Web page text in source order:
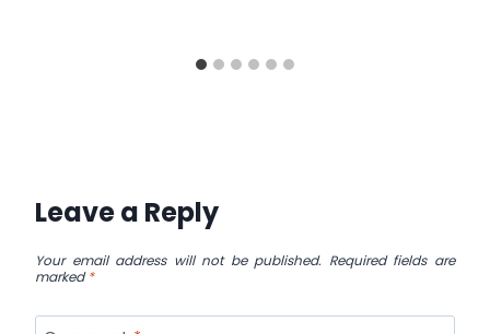
Leave a Reply
Your email address will not be published. Required fields are
marked*